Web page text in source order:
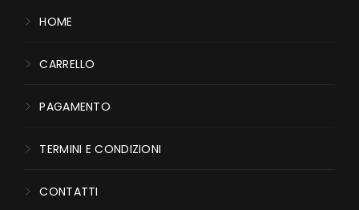
HOME
CARRELLO
PAGAMENTO
TERMINI E CONDIZIONI
CONTATTI